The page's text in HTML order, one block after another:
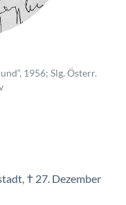
1956; Slg. Österr.
† 27. Dezember